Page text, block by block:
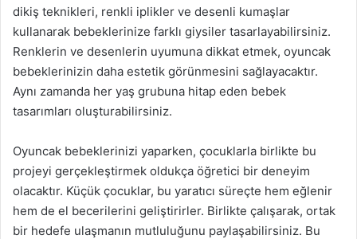
dikiş teknikleri, renkli iplikler ve desenli kumaşlar
kullanarak bebeklerinize farklı giysiler tasarlayabilirsiniz.
Renklerin ve desenlerin uyumuna dikkat etmek, oyuncak
bebeklerinizin daha estetik görünmesini sağlayacaktır.
Aynı zamanda her yaş grubuna hitap eden bebek
tasarımları oluşturabilirsiniz.
Oyuncak bebeklerinizi yaparken, çocuklarla birlikte bu
projeyi gerçekleştirmek oldukça öğretici bir deneyim
olacaktır. Küçük çocuklar, bu yaratıcı süreçte hem eğlenir
hem de el becerilerini geliştirirler. Birlikte çalışarak, ortak
bir hedefe ulaşmanın mutluluğunu paylaşabilirsiniz. Bu